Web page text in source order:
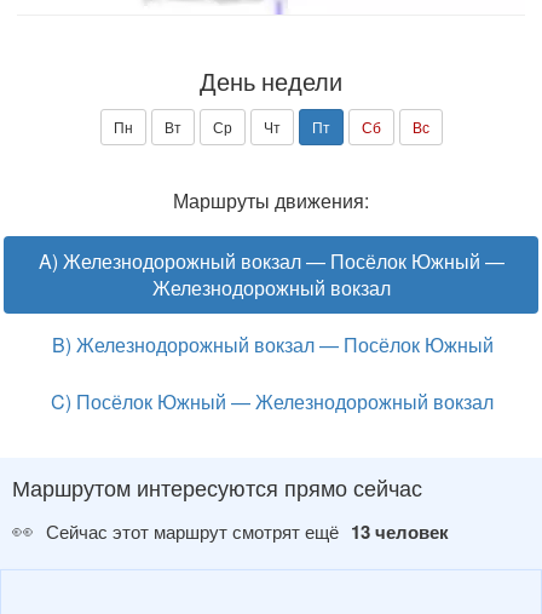
День недели
Пн Вт Ср Чт Пт Сб Вс
Маршруты движения:
A) Железнодорожный вокзал — Посёлок Южный —
Железнодорожный вокзал
B) Железнодорожный вокзал — Посёлок Южный
C) Посёлок Южный — Железнодорожный вокзал
Маршрутом интересуются прямо сейчас
👀 Сейчас этот маршрут смотрят ещё 13 человек